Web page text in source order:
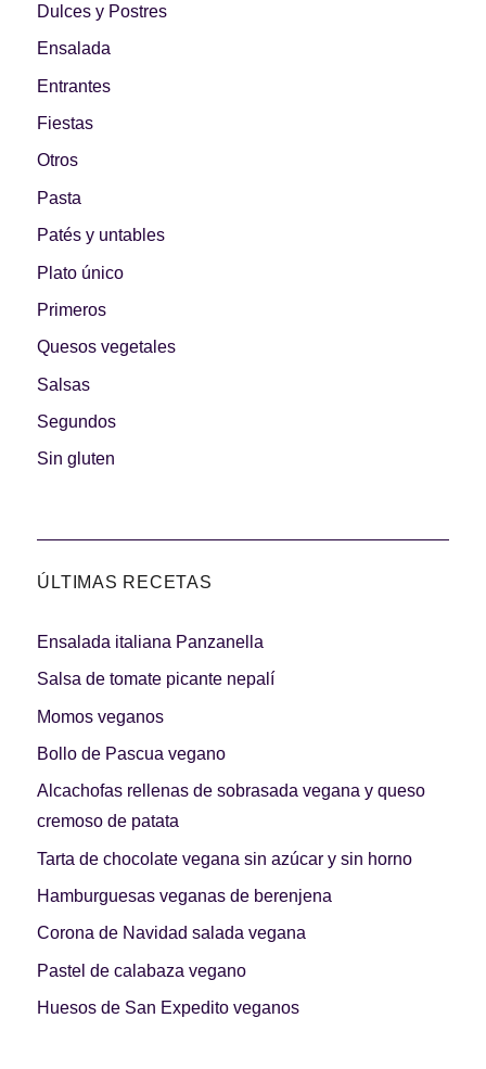
Dulces y Postres
Ensalada
Entrantes
Fiestas
Otros
Pasta
Patés y untables
Plato único
Primeros
Quesos vegetales
Salsas
Segundos
Sin gluten
ÚLTIMAS RECETAS
Ensalada italiana Panzanella
Salsa de tomate picante nepalí
Momos veganos
Bollo de Pascua vegano
Alcachofas rellenas de sobrasada vegana y queso
cremoso de patata
Tarta de chocolate vegana sin azúcar y sin horno
Hamburguesas veganas de berenjena
Corona de Navidad salada vegana
Pastel de calabaza vegano
Huesos de San Expedito veganos